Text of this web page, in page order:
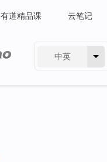
有道精品课 云笔记
中英